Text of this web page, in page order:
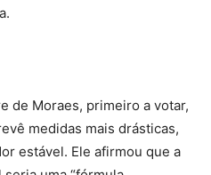
de Moraes, primeiro a votar,
medidas mais drásticas,
estável. Ele afirmou que a